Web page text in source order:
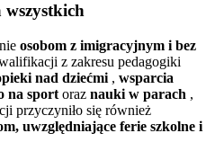
osobom z imigracyjnym i bez
z zakresu pedagogiki
nad dziećmi , wsparcia
na sport oraz nauki w parach ,
przyczyniło się również
uwzględniające ferie szkolne i